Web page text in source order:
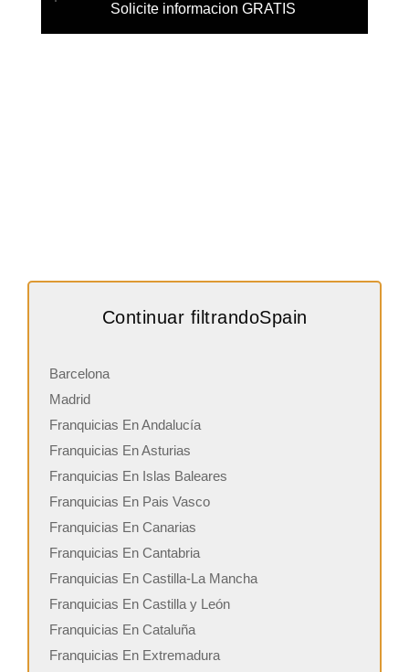
Solicite informacion GRATIS
Continuar filtrandoSpain
Barcelona
Madrid
Franquicias En Andalucía
Franquicias En Asturias
Franquicias En Islas Baleares
Franquicias En Pais Vasco
Franquicias En Canarias
Franquicias En Cantabria
Franquicias En Castilla-La Mancha
Franquicias En Castilla y León
Franquicias En Cataluña
Franquicias En Extremadura